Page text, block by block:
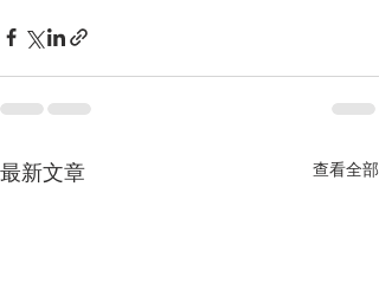
最新文章 查看全部